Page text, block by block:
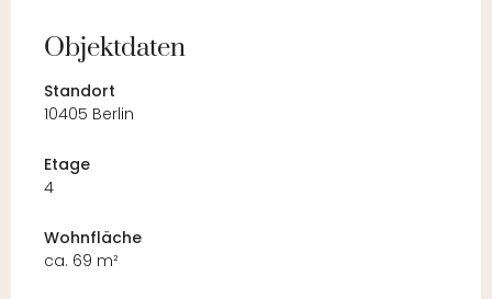
Objektdaten
Standort
10405 Berlin
Etage
4
Wohnfläche
ca. 69 m²